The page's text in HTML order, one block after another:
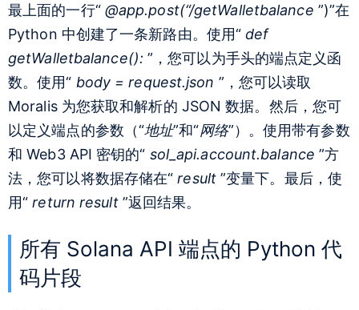
最上面的一行“ @app.post(“/getWalletbalance ”)”在
Python 中创建了一条新路由。使用“def
getWalletbalance(): ”，您可以为手头的端点定义函
数。使用“ body = request.json ”，您可以读取
Moralis 为您获取和解析的 JSON 数据。然后，您可
以定义端点的参数（“地址”和“网络”）。使用带有参数
和 Web3 API 密钥的“ sol_api.account.balance ”方
法，您可以将数据存储在“result”变量下。最后，使
用“return result”返回结果。
所有 Solana API 端点的 Python 代
码片段